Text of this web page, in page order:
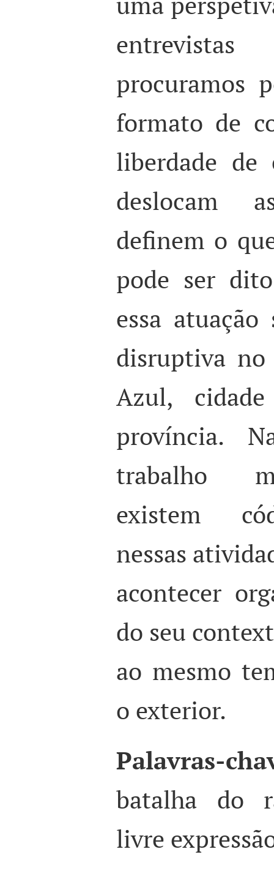
entrevistas
procuramos
formato de
liberdade de
deslocam
definem o
pode ser
essa
disruptiva
Azul,
província.
trabalho
existem
nessas
acontecer
do seu
ao mesmo
o exterior.
Palavras-
batalha do
livre